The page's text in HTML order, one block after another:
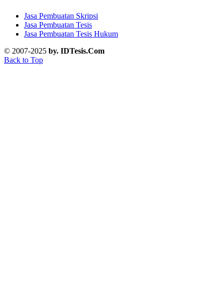
Jasa Pembuatan Skripsi
Jasa Pembuatan Tesis
Jasa Pembuatan Tesis Hukum
© 2007-2025 by. IDTesis.Com
Back to Top